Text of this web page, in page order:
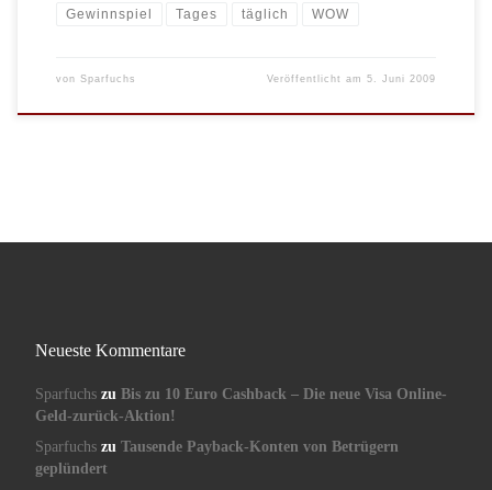
Gewinnspiel Tages täglich WOW
von Sparfuchs Veröffentlicht am5. Juni 2009
Neueste Kommentare
Sparfuchszu Bis zu 10 Euro Cashback – Die neue Visa Online-
Geld-zurück-Aktion!
Sparfuchszu Tausende Payback-Konten von Betrügern
geplündert